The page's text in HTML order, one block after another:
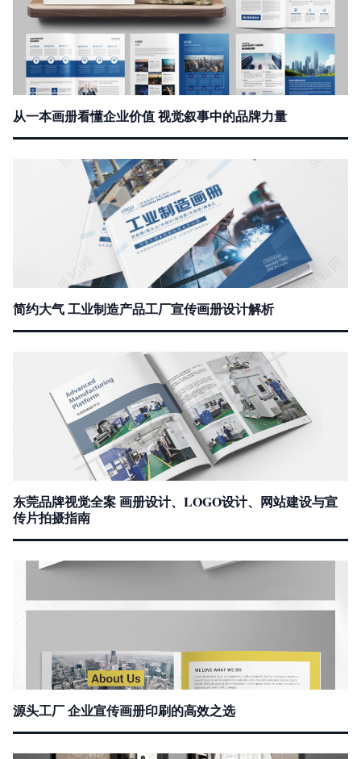
从一本画册看懂企业价值 视觉叙事中的品牌力量
简约大气 工业制造产品工厂宣传画册设计解析
东莞品牌视觉全案 画册设计、LOGO设计、网站建设与宣
传片拍摄指南
源头工厂 企业宣传画册印刷的高效之选